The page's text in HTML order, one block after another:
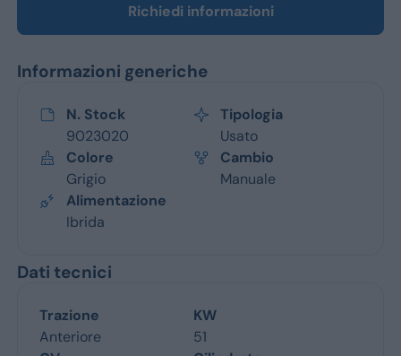
Richiedi informazioni
Informazioni generiche
N. Stock
9023020
Tipologia
Usato
Colore
Grigio
Cambio
Manuale
Alimentazione
Ibrida
Dati tecnici
Trazione
Anteriore
KW
51